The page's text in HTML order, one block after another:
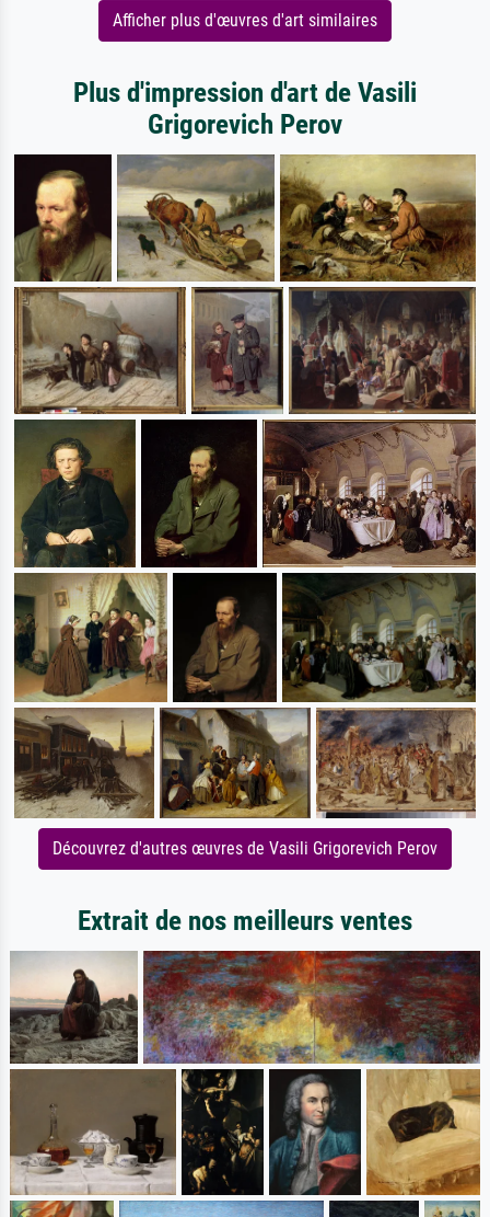
Afficher plus d'œuvres d'art similaires
Plus d'impression d'art de Vasili
Grigorevich Perov
Découvrez d'autres œuvres de Vasili Grigorevich Perov
Extrait de nos meilleurs ventes